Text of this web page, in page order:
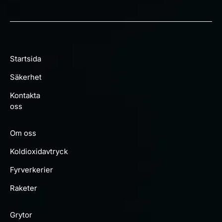
Startsida
Säkerhet
Kontakta
oss
Om oss
Koldioxidavtryck
Fyrverkerier
Raketer
Grytor